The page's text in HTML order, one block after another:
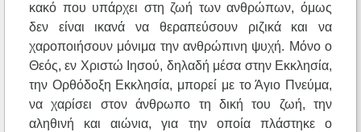
κακό που υπάρχει στη ζωή των ανθρώπων, όμως
δεν είναι ικανά να θεραπεύσουν ριζικά και να
χαροποιήσουν μόνιμα την ανθρώπινη ψυχή. Μόνο ο
Θεός, εν Χριστώ Ιησού, δηλαδή μέσα στην Εκκλησία,
την Ορθόδοξη Εκκλησία, μπορεί με το Άγιο Πνεύμα,
να χαρίσει στον άνθρωπο τη δική του ζωή, την
αληθινή και αιώνια, για την οποία πλάστηκε ο